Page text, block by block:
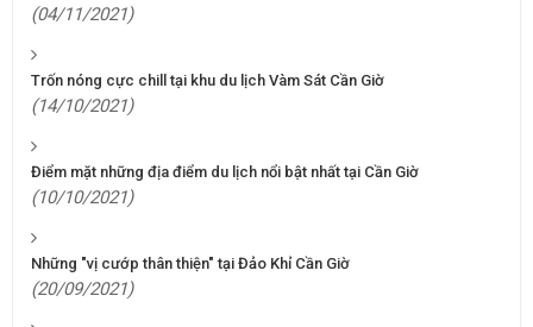
(04/11/2021)
Trốn nóng cực chill tại khu du lịch Vàm Sát Cần Giờ
(14/10/2021)
Điểm mặt những địa điểm du lịch nổi bật nhất tại Cần Giờ
(10/10/2021)
Những "vị cướp thân thiện" tại Đảo Khỉ Cần Giờ
(20/09/2021)